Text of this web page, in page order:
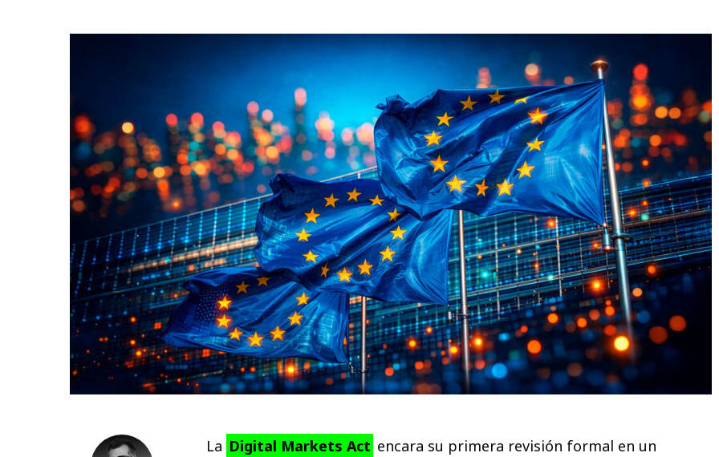
La Digital Markets Act encara su primera revisión formal en un